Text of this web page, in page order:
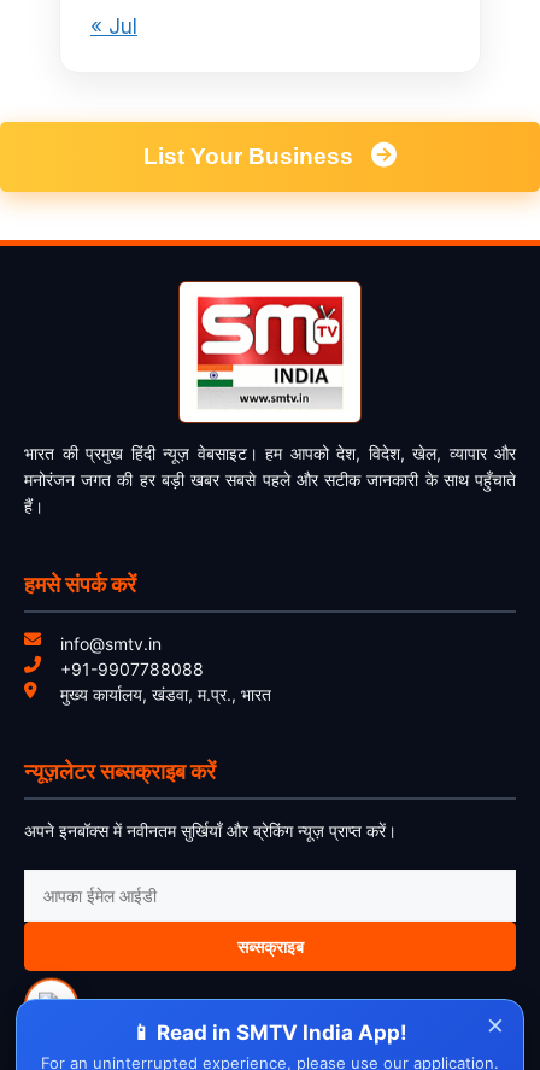
« Jul
List Your Business
भारत की प्रमुख हिंदी न्यूज़ वेबसाइट। हम आपको देश, विदेश, खेल, व्यापार और
मनोरंजन जगत की हर बड़ी खबर सबसे पहले और सटीक जानकारी के साथ पहुँचाते
हैं।
हमसे संपर्क करें
info@smtv.in
+91-9907788088
मुख्य कार्यालय, खंडवा, म.प्र., भारत
न्यूज़लेटर सब्सक्राइब करें
अपने इनबॉक्स में नवीनतम सुर्खियाँ और ब्रेकिंग न्यूज़ प्राप्त करें।
सब्सक्राइब
×
📱 Read in SMTV India App!
For an uninterrupted experience, please use our application.